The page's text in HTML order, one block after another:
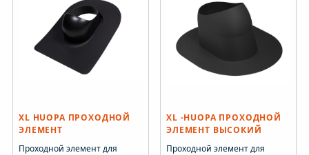
XL HUOPA ПРОХОДНОЙ
ЭЛЕМЕНТ
Проходной элемент для
XL -HUOPA ПРОХОДНОЙ
ЭЛЕМЕНТ ВЫСОКИЙ
Проходной элемент для